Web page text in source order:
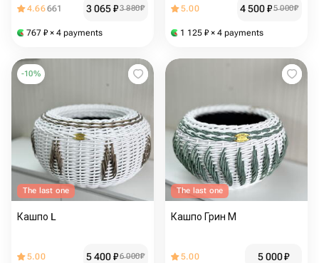
4.66661 3 065₽3 880₽
767 ₽ × 4 payments
5.00 4 500₽5 000₽
1 125 ₽ × 4 payments
-10%
The last one
Кашпо L
5.00 5 400₽6 000₽
The last one
Кашпо Грин М
5.00 5 000₽